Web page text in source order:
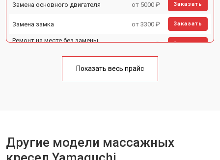
Замена основного двигателя от 5000 ₽ Заказать
Замена замка от 3300 ₽ Заказать
Ремонт на месте без замены
от 3200 ₽ Заказать
от 4400 ₽
Замена вторичного
Прошивка от 3700 ₽ Заказать
Показать весь прайс
Другие модели массажных